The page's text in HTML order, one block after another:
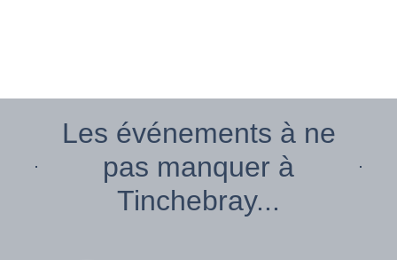
Les événements à ne
pas manquer à
Tinchebray...